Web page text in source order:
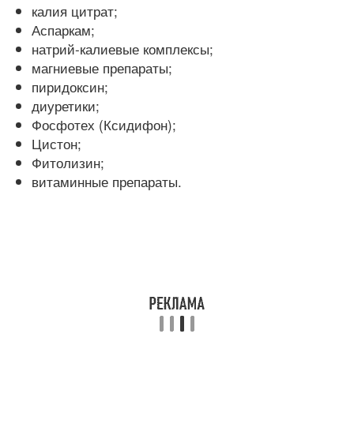
калия цитрат;
Аспаркам;
натрий-калиевые комплексы;
магниевые препараты;
пиридоксин;
диуретики;
Фосфотех (Ксидифон);
Цистон;
Фитолизин;
витаминные препараты.